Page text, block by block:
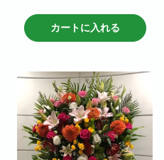
H190
W80
カートに入れる